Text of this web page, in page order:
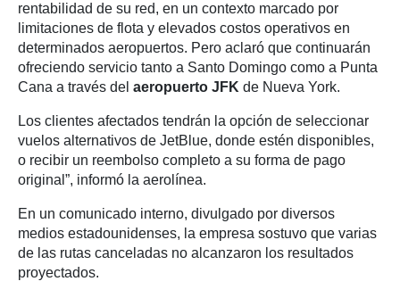
rentabilidad de su red, en un contexto marcado por
limitaciones de flota y elevados costos operativos en
determinados aeropuertos. Pero aclaró que continuarán
ofreciendo servicio tanto a Santo Domingo como a Punta
Cana a través del aeropuerto JFK de Nueva York.
Los clientes afectados tendrán la opción de seleccionar
vuelos alternativos de JetBlue, donde estén disponibles,
o recibir un reembolso completo a su forma de pago
original”, informó la aerolínea.
En un comunicado interno, divulgado por diversos
medios estadounidenses, la empresa sostuvo que varias
de las rutas canceladas no alcanzaron los resultados
proyectados.